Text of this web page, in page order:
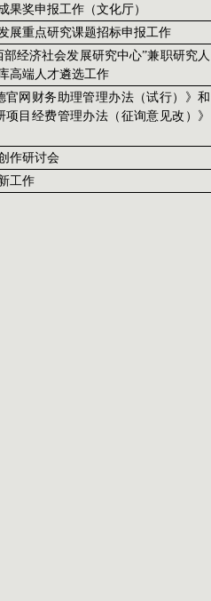
果奖申报工作（文化厅）
展重点研究课题招标申报工作
经济社会发展研究中心”兼职研究人
高端人才遴选工作
官网财务助理管理办法（试行）》和
项目经费管理办法（征询意见改）》
作研讨会
工作